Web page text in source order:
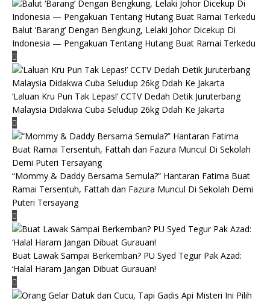
Balut ‘Barang’ Dengan Bengkung, Lelaki Johor Dicekup Di
Indonesia — Pengakuan Tentang Hutang Buat Ramai Terkedu
‘Laluan Kru Pun Tak Lepas!’ CCTV Dedah Detik Juruterbang
Malaysia Didakwa Cuba Seludup 26kg Ddah Ke Jakarta
“Mommy & Daddy Bersama Semula?” Hantaran Fatima Buat
Ramai Tersentuh, Fattah dan Fazura Muncul Di Sekolah Demi
Puteri Tersayang
Buat Lawak Sampai Berkemban? PU Syed Tegur Pak Azad:
‘Halal Haram Jangan Dibuat Gurauan!